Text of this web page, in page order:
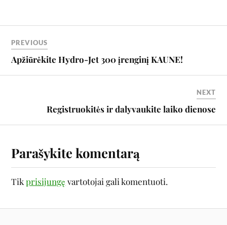
PREVIOUS
Apžiūrėkite Hydro-Jet 300 įrenginį KAUNE!
NEXT
Registruokitės ir dalyvaukite laiko dienose
Parašykite komentarą
Tikprisijungę vartotojai gali komentuoti.